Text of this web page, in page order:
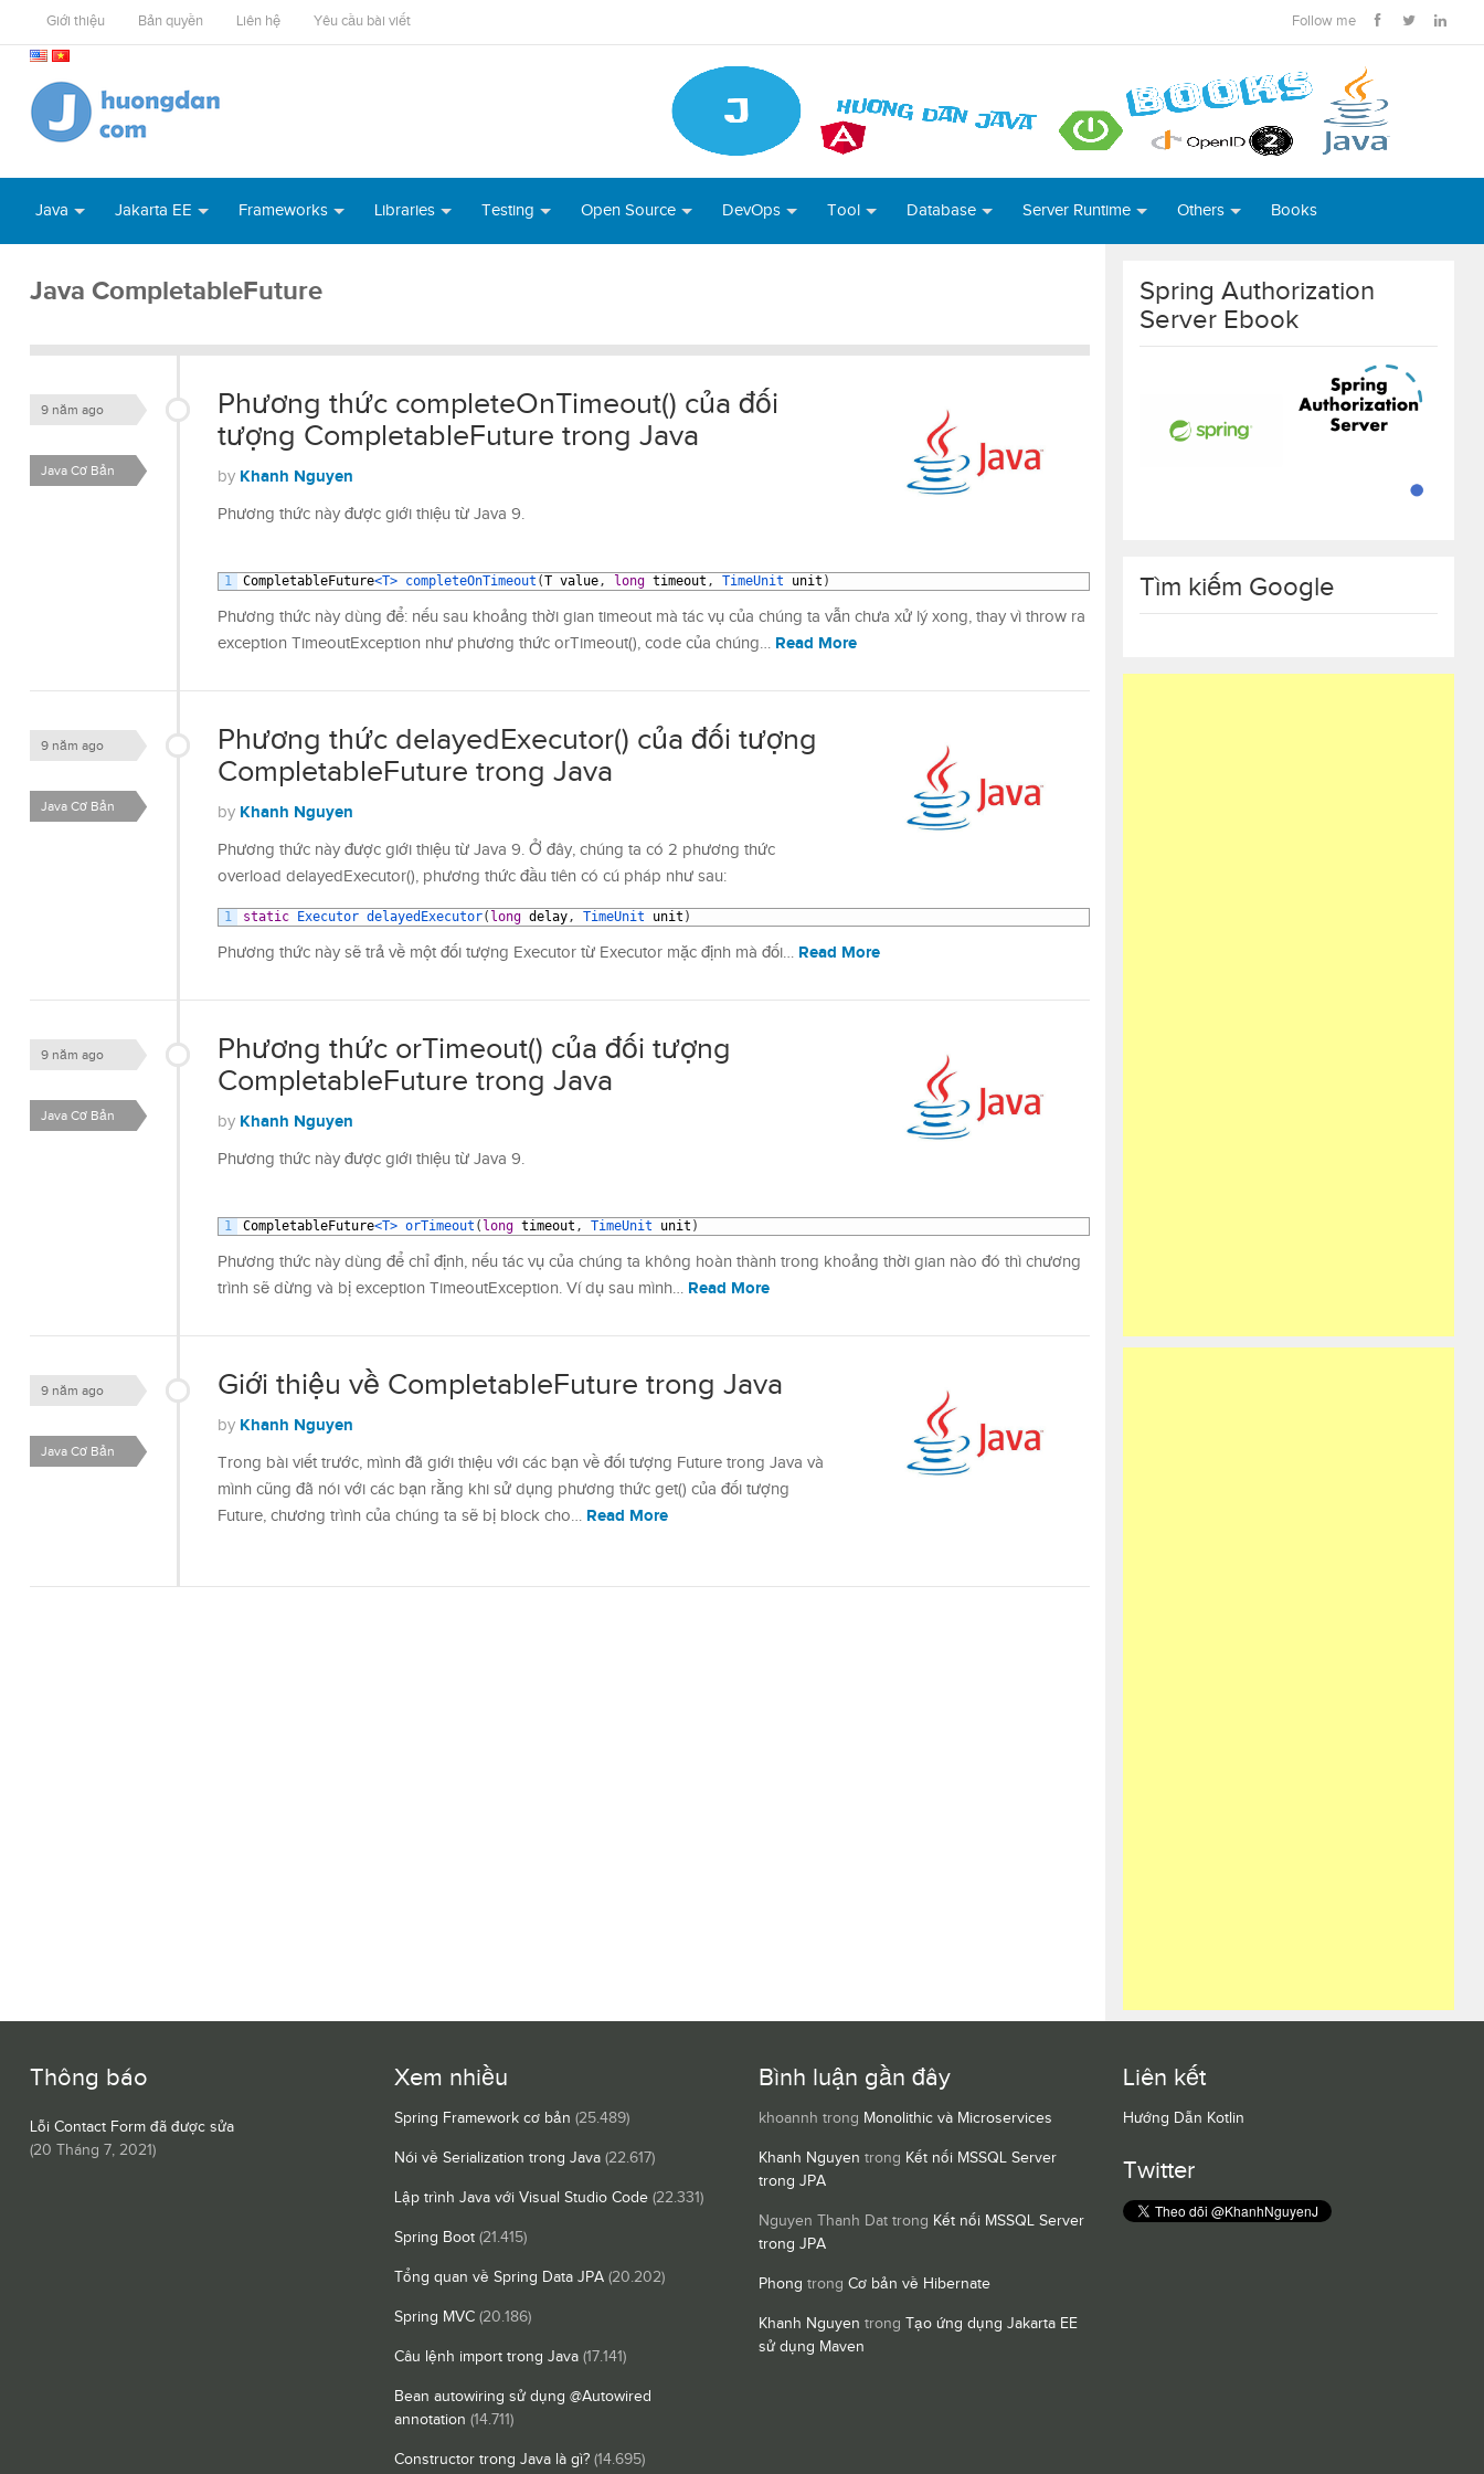
Giới thiệu Bản quyền Liên hệ Yêu cầu bài viết Follow me
Java Jakarta EE Frameworks Libraries Testing Open Source DevOps Tool Database Server Runtime Others Books
Java CompletableFuture
Phương thức completeOnTimeout() của đối
tượng CompletableFuture trong Java
9 năm ago
by Khanh Nguyen
Java Cơ Bản
Phương thức này được giới thiệu từ Java 9.
1 CompletableFuture<T> completeOnTimeout (T value, long timeout , TimeUnit unit )
Phương thức này dùng để: nếu sau khoảng thời gian timeout mà tác vụ của chúng ta vẫn chưa xử lý xong, thay vì throw ra
exception TimeoutException như phương thức orTimeout(), code của chúng… Read More
Phương thức delayedExecutor() của đối tượng
CompletableFuture trong Java
9 năm ago
by Khanh Nguyen
Java Cơ Bản
Phương thức này được giới thiệu từ Java 9. Ở đây, chúng ta có 2 phương thức
overload delayedExecutor(), phương thức đầu tiên có cú pháp như sau:
1 static Executor delayedExecutor( long delay, TimeUnit unit )
Phương thức này sẽ trả về một đối tượng Executor từ Executor mặc định mà đối… Read More
Phương thức orTimeout() của đối tượng
CompletableFuture trong Java
9 năm ago
by Khanh Nguyen
Java Cơ Bản
Phương thức này được giới thiệu từ Java 9.
1 CompletableFuture<T> orTimeout ( long timeout , TimeUnit unit )
Phương thức này dùng để chỉ định, nếu tác vụ của chúng ta không hoàn thành trong khoảng thời gian nào đó thì chương
trình sẽ dừng và bị exception TimeoutException. Ví dụ sau mình… Read More
Giới thiệu về CompletableFuture trong Java
9 năm ago
by Khanh Nguyen
Java Cơ Bản
Trong bài viết trước, mình đã giới thiệu với các bạn về đối tượng Future trong Java và
mình cũng đã nói với các bạn rằng khi sử dụng phương thức get() của đối tượng
Future, chương trình của chúng ta sẽ bị block cho… Read More
Spring Authorization
Server Ebook
Tìm kiếm Google
Thông báo
Lỗi Contact Form đã được sửa
(20 Tháng 7, 2021)
Xem nhiều
Spring Framework cơ bản (25.489)
Nói về Serialization trong Java (22.617)
Lập trình Java với Visual Studio Code (22.331)
Spring Boot (21.415)
Tổng quan về Spring Data JPA (20.202)
Spring MVC (20.186)
Câu lệnh import trong Java (17.141)
Bean autowiring sử dụng @Autowired
annotation (14.711)
Constructor trong Java là gì? (14.695)
Bình luận gần đây
khoannh trong Monolithic và Microservices
Khanh Nguyen trong Kết nối MSSQL Server
trong JPA
Nguyen Thanh Dat trong Kết nối MSSQL Server
trong JPA
Phong trong Cơ bản về Hibernate
Khanh Nguyen trong Tạo ứng dụng Jakarta EE
sử dụng Maven
Liên kết
Hướng Dẫn Kotlin
Twitter